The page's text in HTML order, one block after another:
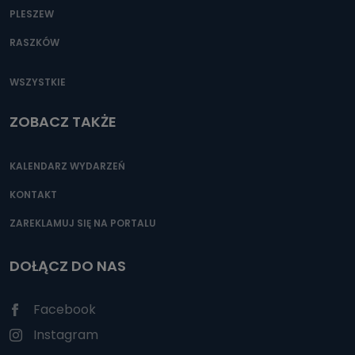
PLESZEW
RASZKÓW
WSZYSTKIE
ZOBACZ TAKŻE
KALENDARZ WYDARZEŃ
KONTAKT
ZAREKLAMUJ SIĘ NA PORTALU
DOŁĄCZ DO NAS
Facebook
Instagram